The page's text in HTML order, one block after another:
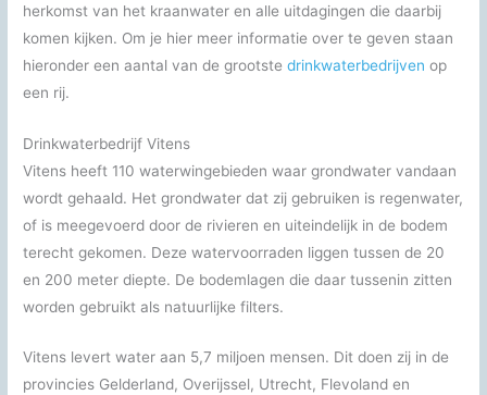
herkomst van het kraanwater en alle uitdagingen die daarbij
komen kijken. Om je hier meer informatie over te geven staan
hieronder een aantal van de grootstedrinkwaterbedrijven op
een rij.
Drinkwaterbedrijf Vitens
Vitens heeft 110 waterwingebieden waar grondwater vandaan
wordt gehaald. Het grondwater dat zij gebruiken is regenwater,
of is meegevoerd door de rivieren en uiteindelijk in de bodem
terecht gekomen. Deze watervoorraden liggen tussen de 20
en 200 meter diepte. De bodemlagen die daar tussenin zitten
worden gebruikt als natuurlijke filters.
Vitens levert water aan 5,7 miljoen mensen. Dit doen zij in de
provincies Gelderland, Overijssel, Utrecht, Flevoland en